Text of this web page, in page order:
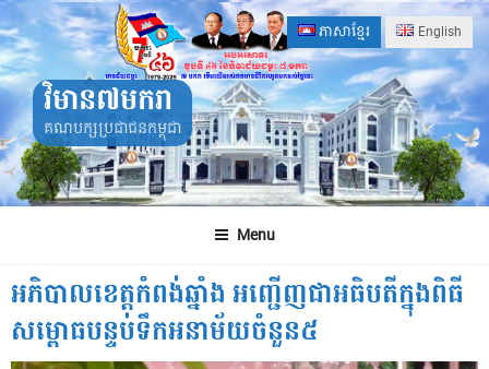
Skip
to
content
ភាសាខ្មែរ English
វិមាន៧មករា
គណបក្សប្រជាជនកម្ពុជា
Menu
អភិបាលខេត្តកំពង់ឆ្នាំង អញ្ជើញជាអធិបតីក្នុងពិធី
សម្ពោធបន្ទប់ទឹកអនាម័យចំនួន៥